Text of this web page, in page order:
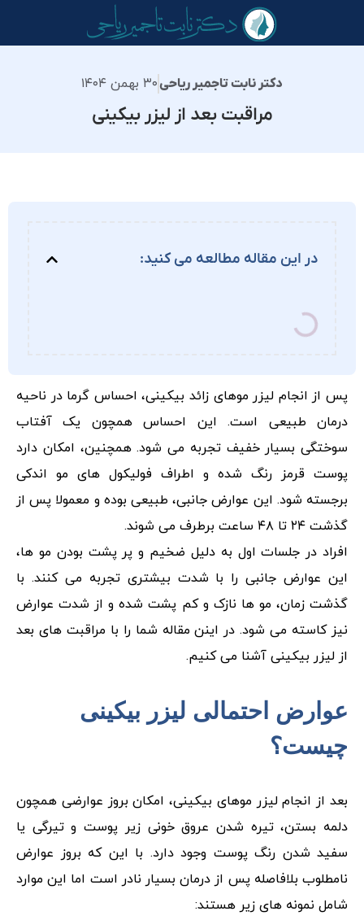
دکتر نابت تاجمیر ریاحی۳۰ بهمن ۱۴۰۴
مراقبت بعد از لیزر بیکینی
در این مقاله مطالعه می کنید:
پس از انجام لیزر موهای زائد بیکینی، احساس گرما در ناحیه
درمان طبیعی است. این احساس همچون یک آفتاب
سوختگی بسیار خفیف تجربه می شود. همچنین، امکان دارد
پوست قرمز رنگ شده و اطراف فولیکول های مو اندکی
برجسته شود. این عوارض جانبی، طبیعی بوده و معمولا پس از
گذشت ۲۴ تا ۴۸ ساعت برطرف می شوند.
افراد در جلسات اول به دلیل ضخیم و پر پشت بودن مو ها،
این عوارض جانبی را با شدت بیشتری تجربه می کنند. با
گذشت زمان، مو ها نازک و کم پشت شده و از شدت عوارض
نیز کاسته می شود. در اینن مقاله شما را با مراقبت های بعد
از لیزر بیکینی آشنا می کنیم.
عوارض احتمالی لیزر بیکینی
چیست؟
بعد از انجام لیزر موهای بیکینی، امکان بروز عوارضی همچون
دلمه بستن، تیره شدن عروق خونی زیر پوست و تیرگی یا
سفید شدن رنگ پوست وجود دارد. با این که بروز عوارض
نامطلوب بلافاصله پس از درمان بسیار نادر است اما این موارد
شامل نمونه های زیر هستند: